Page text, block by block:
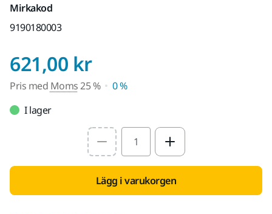
Mirkakod
9190180003
621,00 krPris med Moms 25
Pris med Moms25 %
0 %
I lager
Select quantity value
Lägg i varukorgen